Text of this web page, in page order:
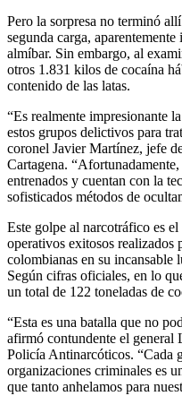
Pero la sorpresa no terminó
segunda carga,
almíbar. Sin embargo, al
otros 1.831 kilos de cocaína
contenido de las latas.
“Es realmente impresionante
estos grupos delictivos para
coronel Javier Martínez, jefe
Cartagena.
entrenados y cuentan con la
sofisticados métodos de
Este golpe al narcotráfico es
operativos exitosos realizados
colombianas en su incansable
Según cifras oficiales, en lo
un total de 122 toneladas de
“Esta es una batalla que no
afirmó contundente el general
Policía Antinarcóticos. “Cada
organizaciones criminales es
que tanto anhelamos para